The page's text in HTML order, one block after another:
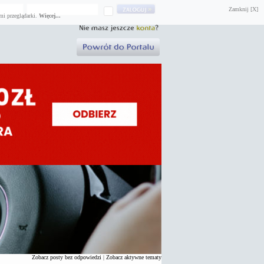
Zamknij [X]
przeglądarki. Więcej...
Zobacz posty bez odpowiedzi | Zobacz aktywne tematy